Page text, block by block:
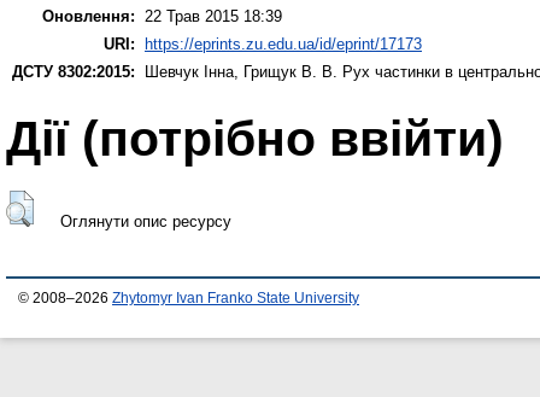
Оновлення: 22 Трав 2015 18:39
URI:
https://eprints.zu.edu.ua/id/eprint/17173
ДСТУ 8302:2015:
Шевчук Інна, Грищук В. В. Рух частинки в
Дії ​​(потрібно ввійти)
Оглянути опис ресурсу
© 2008–2026 Zhytomyr Ivan Franko State University